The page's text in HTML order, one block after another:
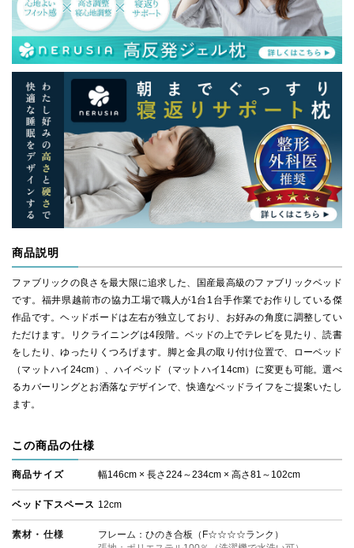
商品説明
ファブリックの良さを最大限に追求した、国産最高級のファブリックベッド
です。福井県越前市の協力工場で職人が1台1台手作業でお作りしている傑
作品です。ヘッドボードは左右が独立しており、お好みの角度に調整してい
ただけます。リクライニングは4段階。ベッドの上でテレビを見たり、読書
をしたり、ゆったりくつろげます。脚と金具の取り付け位置で、ローベッド
（マットハイ24cm）、ハイベッド（マットハイ14cm）に変更も可能。選べ
るカバーリングとお洒落なデザインで、快適なベッドライフをご提案いたし
ます。
この商品の仕様
商品サイズ 幅146cm × 長さ224～234cm × 高さ81～102cm
ベッド下スペース 12cm
素材・仕様
フレーム：ひのき合板（F☆☆☆☆ランク）